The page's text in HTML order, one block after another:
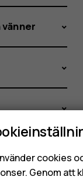
cookies
Genom att